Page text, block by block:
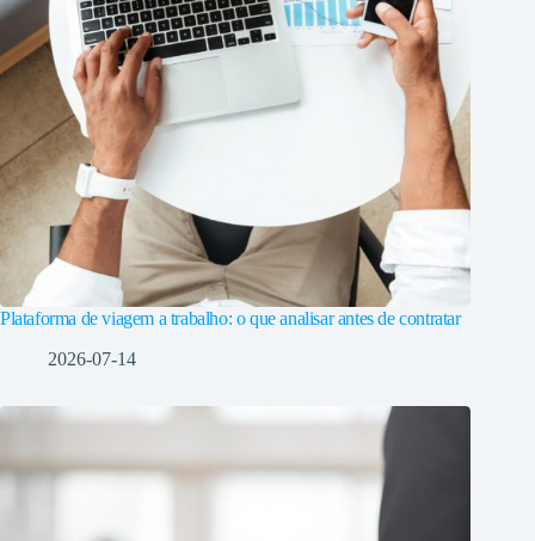
Plataforma de viagem a trabalho: o que analisar antes de contratar
2026-07-14